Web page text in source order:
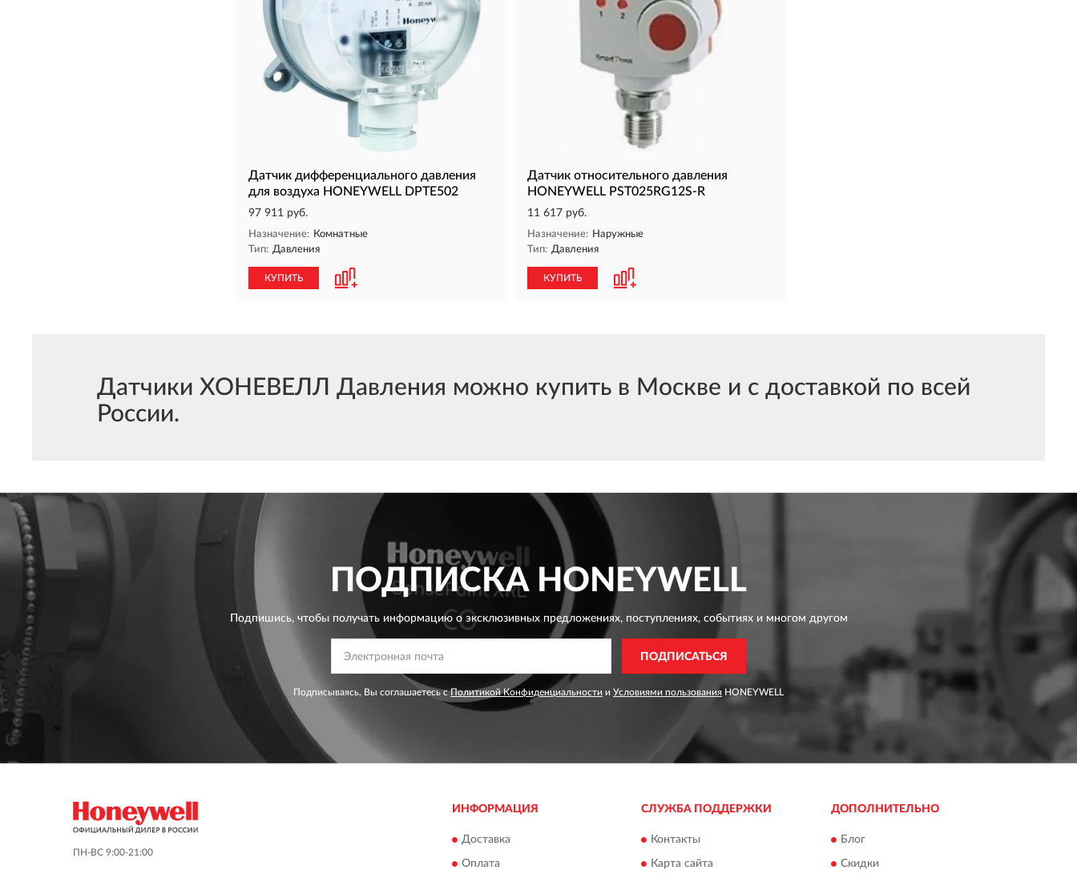
Датчик дифференциального давления
для воздуха HONEYWELL DPTE502
97 911 руб.
Назначение: Комнатные
Тип: Давления
КУПИТЬ
Датчик относительного давления
HONEYWELL PST025RG12S-R
11 617 руб.
Назначение: Наружные
Тип: Давления
КУПИТЬ
Датчики ХОНЕВЕЛЛ Давления можно купить в Москве и с доставкой по всей
России.
ПОДПИСКАHONEYWELL
Подпишись, чтобы получать информацию о эксклюзивных предложениях,поступлениях, событиях и многом другом
ПОДПИСАТЬСЯ
Подписываясь, Вы соглашаетесь сПолитикой Конфиденциальности и Условиями пользования HONEYWELL
ПН-ВС 9:00-21:00
ИНФОРМАЦИЯ
Доставка
Оплата
СЛУЖБА ПОДДЕРЖКИ
Контакты
Карта сайта
ДОПОЛНИТЕЛЬНО
Блог
Скидки